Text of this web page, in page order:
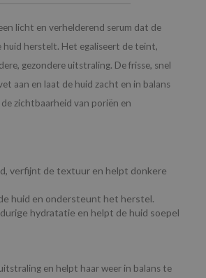
licht en verhelderend serum dat de
huid herstelt. Het egaliseert de teint,
gezondere uitstraling. De frisse, snel
aan en laat de huid zacht en in balans
zichtbaarheid van poriën en
verfijnt de textuur en helpt donkere
huid en ondersteunt het herstel.
hydratatie en helpt de huid soepel
en helpt haar weer in balans te